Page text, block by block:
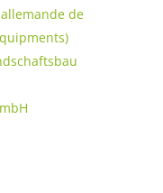
allemande de